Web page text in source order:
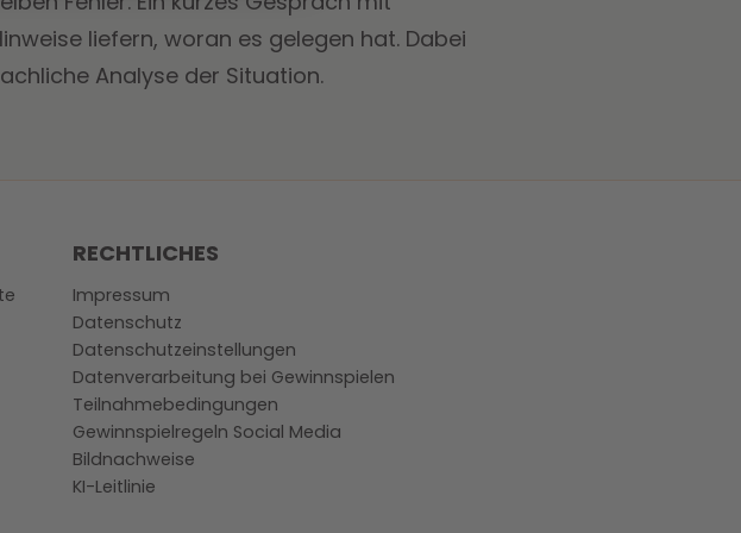
liefern, woran es gelegen hat. Dabei
Analyse der Situation.
RECHTLICHES
Impressum
Datenschutz
Datenschutzeinstellungen
Datenverarbeitung bei Gewinnspielen
Teilnahmebedingungen
Gewinnspielregeln Social Media
Bildnachweise
KI-Leitlinie